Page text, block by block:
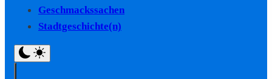
Geschmackssachen
Stadtgeschichte(n)